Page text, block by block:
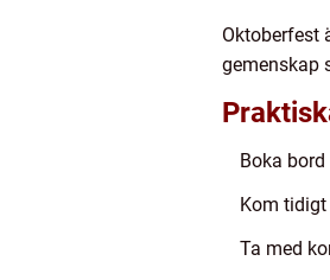
Oktoberfest
gemenskap
Boka
Kom
Ta med